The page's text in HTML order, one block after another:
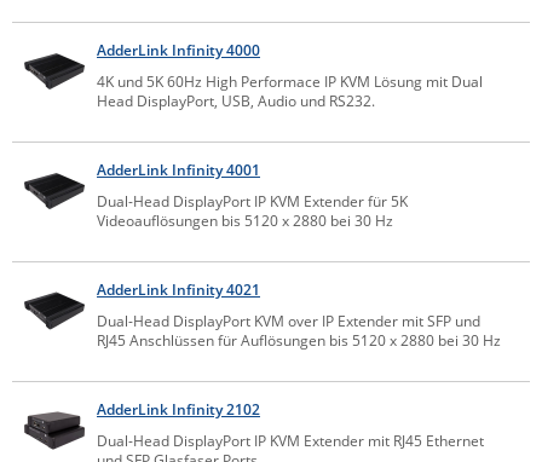
Fokus Technologies
Gefen
Guntermann & Drunck
High Sec Labs
HW group
Icron
IEC Lock
Ihse
Kramer Electronics
KVM TEC
AdderLink Infinity 4000
4K und 5K 60Hz High Performace IP KVM Lösung mit Dual
Head DisplayPort, USB, Audio und RS232.
AdderLink Infinity 4001
Dual-Head DisplayPort IP KVM Extender für 5K
Videoauflösungen bis 5120 x 2880 bei 30 Hz
AdderLink Infinity 4021
Dual-Head DisplayPort KVM over IP Extender mit SFP und
RJ45 Anschlüssen für Auflösungen bis 5120 x 2880 bei 30 Hz
AdderLink Infinity 2102
Dual-Head DisplayPort IP KVM Extender mit RJ45 Ethernet